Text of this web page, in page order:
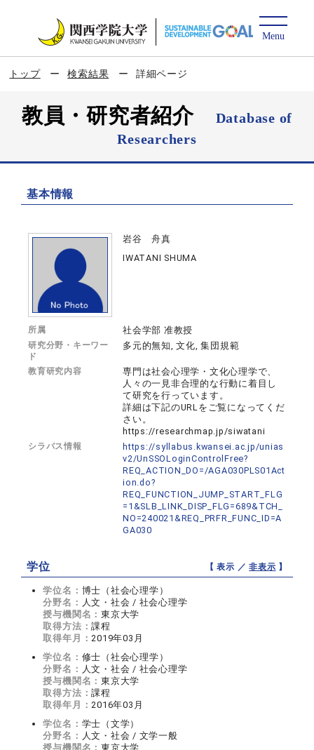
トップ 検索結果 詳細ページ
教員・研究者紹介
Database of
Researchers
基本情報
岩谷 舟真
IWATANI SHUMA
所属 社会学部 准教授
研究分野・キーワー
ド
多元的無知, 文化, 集団規範
教育研究内容
専門は社会心理学・文化心理学で、
人々の一見非合理的な行動に着目し
て研究を行っています。
詳細は下記のURLをご覧になってくだ
さい。
https://researchmap.jp/siwatani
シラバス情報
https://syllabus.kwansei.ac.jp/unias
v2/UnSSOLoginControlFree?
REQ_ACTION_DO=/AGA030PLS01Act
ion.do?
REQ_FUNCTION_JUMP_START_FLG
=1&SLB_LINK_DISP_FLG=689&TCH_
NO=240021&REQ_PRFR_FUNC_ID=A
GA030
学位 【 表示 ／非表示 】
学位名： 博士（社会心理学）
分野名： 人文・社会 / 社会心理学
授与機関名：東京大学
取得方法：課程
取得年月：2019年03月
学位名： 修士（社会心理学）
分野名： 人文・社会 / 社会心理学
授与機関名：東京大学
取得方法：課程
取得年月：2016年03月
学位名： 学士（文学）
分野名： 人文・社会 / 文学一般
授与機関名：東京大学